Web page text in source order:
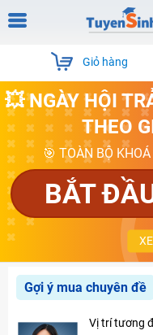
Giỏ hàng
💥 NGÀY HỘI
THEO
🎯 TOÀN BỘ
BẮT
Gợi ý mua chuyên đề
Vị trí tương